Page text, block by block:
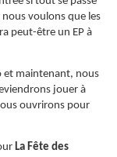
voulons que les
peut-être un EP à
et maintenant, nous
jouer à
ouvrirons pour
La Fête des